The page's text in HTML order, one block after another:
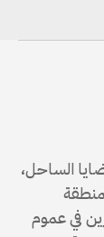
الساحل،
في عموم